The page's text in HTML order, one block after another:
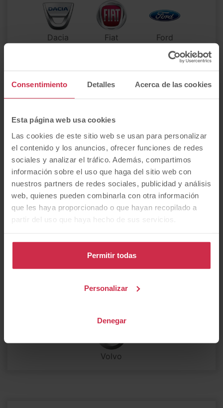
Consentimiento Detalles Acerca de las cookies
Esta página web usa cookies
Las cookies de este sitio web se usan para personalizar
el contenido y los anuncios, ofrecer funciones de redes
sociales y analizar el tráfico. Además, compartimos
información sobre el uso que haga del sitio web con
nuestros partners de redes sociales, publicidad y análisis
web, quienes pueden combinarla con otra información
que les haya proporcionado o que hayan recopilado a
partir del uso que haya hecho de sus servicios.
Permitir todas
Personalizar
Denegar
Dacia Fiat Ford
Hyundai Jaguar Jeep
Kia MG
Maserati Mazda
Mercedes-
Benz
Porsche Renault SEAT
Volvo